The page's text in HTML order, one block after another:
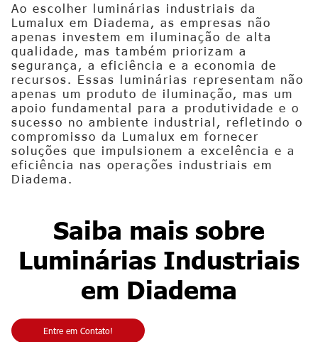
Ao escolher luminárias industriais da
Lumalux em Diadema, as empresas não
apenas investem em iluminação de alta
qualidade, mas também priorizam a
segurança, a eficiência e a economia de
recursos. Essas luminárias representam não
apenas um produto de iluminação, mas um
apoio fundamental para a produtividade e o
sucesso no ambiente industrial, refletindo o
compromisso da Lumalux em fornecer
soluções que impulsionem a excelência e a
eficiência nas operações industriais em
Diadema.
Saiba mais sobre
Luminárias Industriais
em Diadema
Entre em Contato!